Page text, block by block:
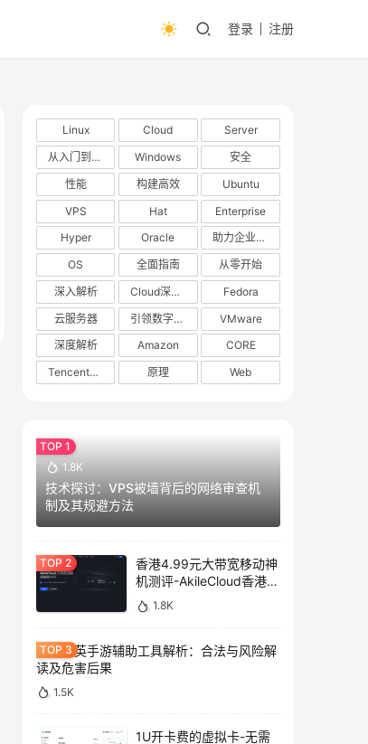
登录 注册
Linux Cloud
Server
从入门到精通
Windows
安全
性能
构建高效
Ubuntu
VPS
Hat
Enterprise
Hyper
Oracle
助力企业数字化转型
OS
全面指南
从零开始
深入解析
Cloud深度解析
Fedora
云服务器
引领数字化转型
VMware
深度解析
Amazon
CORE
TencentOS
原理 Web
1.8K
技术探讨：VPS被墙背后的网络审查机
制及其规避方法
香港4.99元大带宽移动神
机测评-AkileCloud香港大
带宽服务器测评
1.8K
和平精英手游辅助工具解析：合法与风险解
读及危害后果
1.5K
1U开卡费的虚拟卡-无需